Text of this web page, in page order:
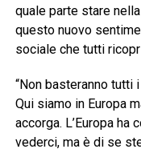
quale parte stare
questo nuovo
sociale che tutti
“Non basteranno tutti
Qui siamo in Europa
accorga. L’Europa ha
vederci, ma è di se